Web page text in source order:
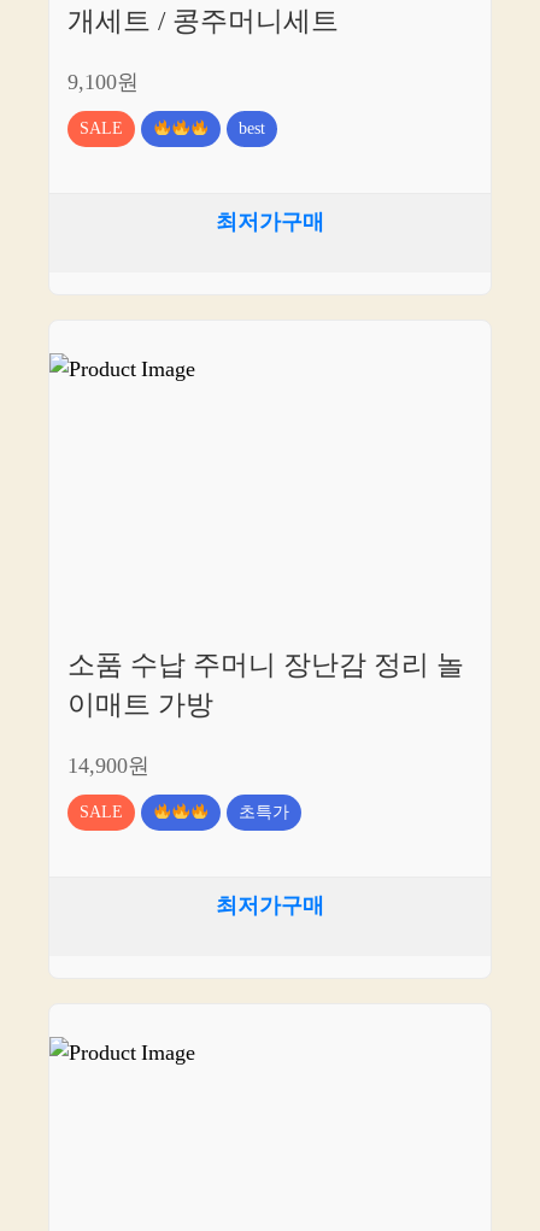
개세트 / 콩주머니세트
9,100원
SALE best
최저가구매
소품 수납 주머니 장난감 정리 놀
이매트 가방
14,900원
SALE 초특가
최저가구매